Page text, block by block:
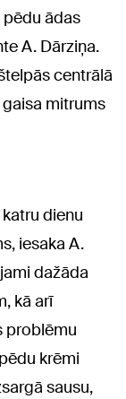
ādas
A. Dārziņa.
centrālā
mitrums
dienu
iesaka A.
dažāda
kā arī
problēmu
krēmi
sausu,